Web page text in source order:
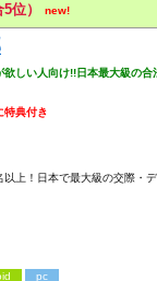
5位） new!
欲しい人向け!!日本最大級の合
特典付き
上！日本で最大級の交際・
pc